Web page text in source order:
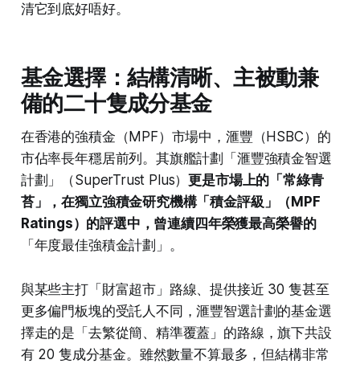
清它到底好唔好。
基金選擇：結構清晰、主被動兼
備的二十隻成分基金
在香港的強積金（MPF）市場中，滙豐（HSBC）的
市佔率長年穩居前列。其旗艦計劃「滙豐強積金智選
計劃」（SuperTrust Plus）更是市場上的「常綠青
苔」，在獨立強積金研究機構「積金評級」（MPF
Ratings）的評選中，曾連續四年榮獲最高榮譽的
「年度最佳強積金計劃」。
與某些主打「財富超市」路線、提供接近 30 隻甚至
更多偏門板塊的受託人不同，滙豐智選計劃的基金選
擇走的是「去繁從簡、精準覆蓋」的路線，旗下共設
有 20 隻成分基金。雖然數量不算最多，但結構非常